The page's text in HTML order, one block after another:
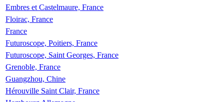
Embres et Castelmaure, France
Floirac, France
France
Futuroscope, Poitiers, France
Futuroscope, Saint Georges, France
Grenoble, France
Guangzhou, Chine
Hérouville Saint Clair, France